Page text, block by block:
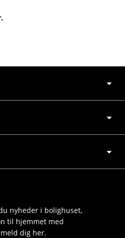
nyheder i bolighuset,
til hjemmet med
dig her.